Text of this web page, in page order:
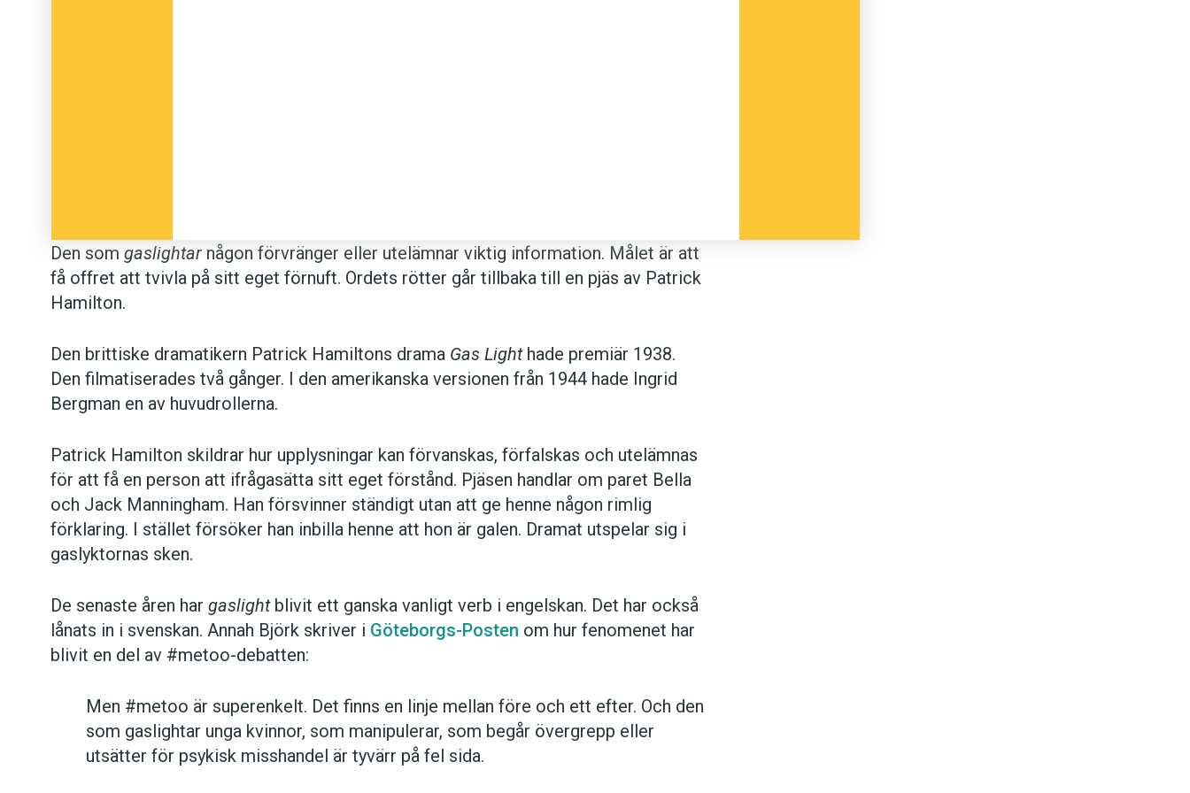
Den som gaslightar någon förvränger eller utelämnar viktig information. Målet är att
få offret att tvivla på sitt eget förnuft. Ordets rötter går tillbaka till en pjäs av Patrick
Hamilton.
Den brittiske dramatikern Patrick Hamiltons drama Gas Light hade premiär 1938.
Den filmatiserades två gånger. I den amerikanska versionen från 1944 hade Ingrid
Bergman en av huvudrollerna.
Patrick Hamilton skildrar hur upplysningar kan förvanskas, förfalskas och utelämnas
för att få en person att ifrågasätta sitt eget förstånd. Pjäsen handlar om paret Bella
och Jack Manningham. Han försvinner ständigt utan att ge henne någon rimlig
förklaring. I stället försöker han inbilla henne att hon är galen. Dramat utspelar sig i
gaslyktornas sken.
De senaste åren har gaslight blivit ett ganska vanligt verb i engelskan. Det har också
lånats in i svenskan. Annah Björk skriver i Göteborgs-Posten om hur fenomenet har
blivit en del av #metoo-debatten:
Men #metoo är superenkelt. Det finns en linje mellan före och ett efter. Och den
som gaslightar unga kvinnor, som manipulerar, som begår övergrepp eller
utsätter för psykisk misshandel är tyvärr på fel sida.